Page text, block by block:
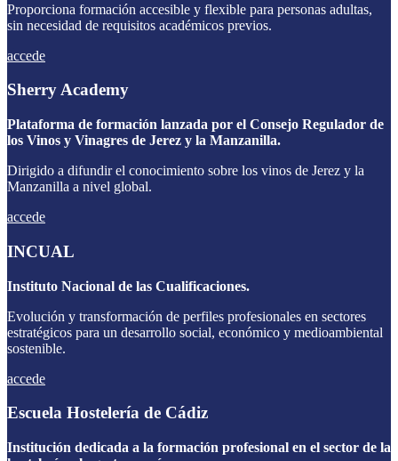
Proporciona formación accesible y flexible para personas adultas,
sin necesidad de requisitos académicos previos.
accede
Sherry Academy
Plataforma de formación lanzada por el Consejo Regulador de
los Vinos y Vinagres de Jerez y la Manzanilla.
Dirigido a difundir el conocimiento sobre los vinos de Jerez y la
Manzanilla a nivel global.
accede
INCUAL
Instituto Nacional de las Cualificaciones.
Evolución y transformación de perfiles profesionales en sectores
estratégicos para un desarrollo social, económico y medioambiental
sostenible.
accede
Escuela Hostelería de Cádiz
Institución dedicada a la formación profesional en el sector de la